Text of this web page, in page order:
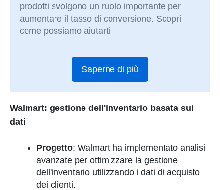
prodotti svolgono un ruolo importante per
aumentare il tasso di conversione. Scopri
come possiamo aiutarti
Saperne di più
Walmart: gestione dell'inventario basata sui
dati
Progetto: Walmart ha implementato analisi
avanzate per ottimizzare la gestione
dell'inventario utilizzando i dati di acquisto
dei clienti.